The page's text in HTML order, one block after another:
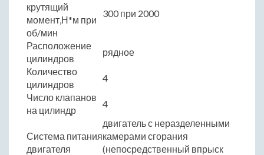
крутящий
момент,Н*м при
об/мин
300 при 2000
Расположение
цилиндров
рядное
Количество
цилиндров
4
Число клапанов
на цилиндр
4
Система питания
двигателя
двигатель с неразделенными
камерами сгорания
(непосредственный впрыск